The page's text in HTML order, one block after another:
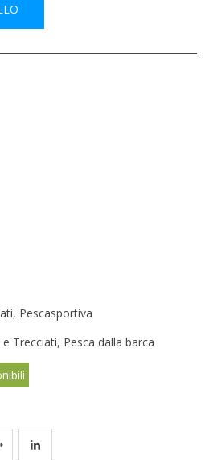
, Pescasportiva
Trecciati, Pesca dalla barca